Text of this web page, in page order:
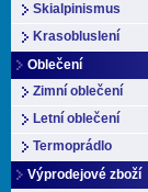
Skialpinismus
Krasobluslení
Oblečení
Zimní oblečení
Letní oblečení
Termoprádlo
Výprodejové zboží